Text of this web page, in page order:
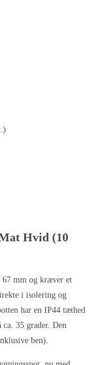
Hvid (10
67 mm og kræver et
i isolering og
har en IP44 tæthed
35 grader. Den
ben).